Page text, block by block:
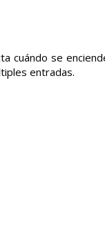
cuándo se
entradas.